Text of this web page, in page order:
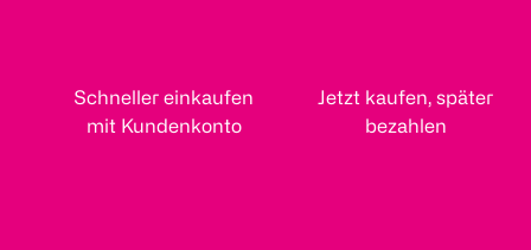
Schneller einkaufen
mit Kundenkonto
Jetzt kaufen, später
bezahlen